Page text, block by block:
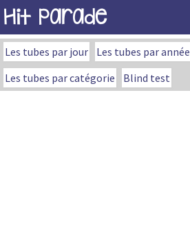
Hit Parade
Les tubes par jour Les tubes par année
Les tubes par catégorie
Blind test